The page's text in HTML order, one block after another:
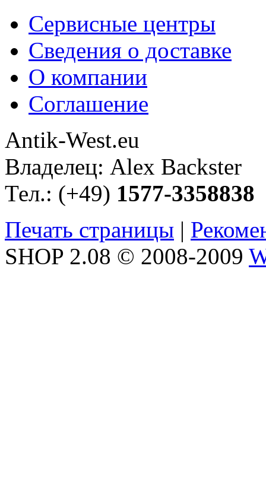
Сервисные центры
Сведения о доставке
О компании
Соглашение
Antik-West.eu
Владелец: Alex Backster
Тел.: (+49) 1577-3358838
Печать страницы |
SHOP 2.08 © 2008-2009